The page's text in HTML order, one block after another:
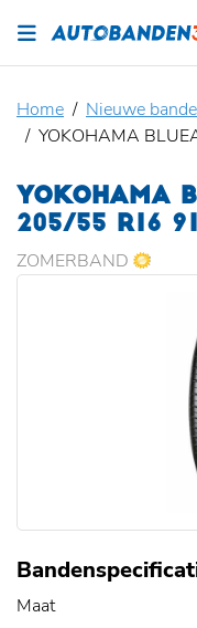
Home
Nieuwe
YOKOHAMA
YOKOHAMA
205/55 R16
ZOMERBAND
Maat